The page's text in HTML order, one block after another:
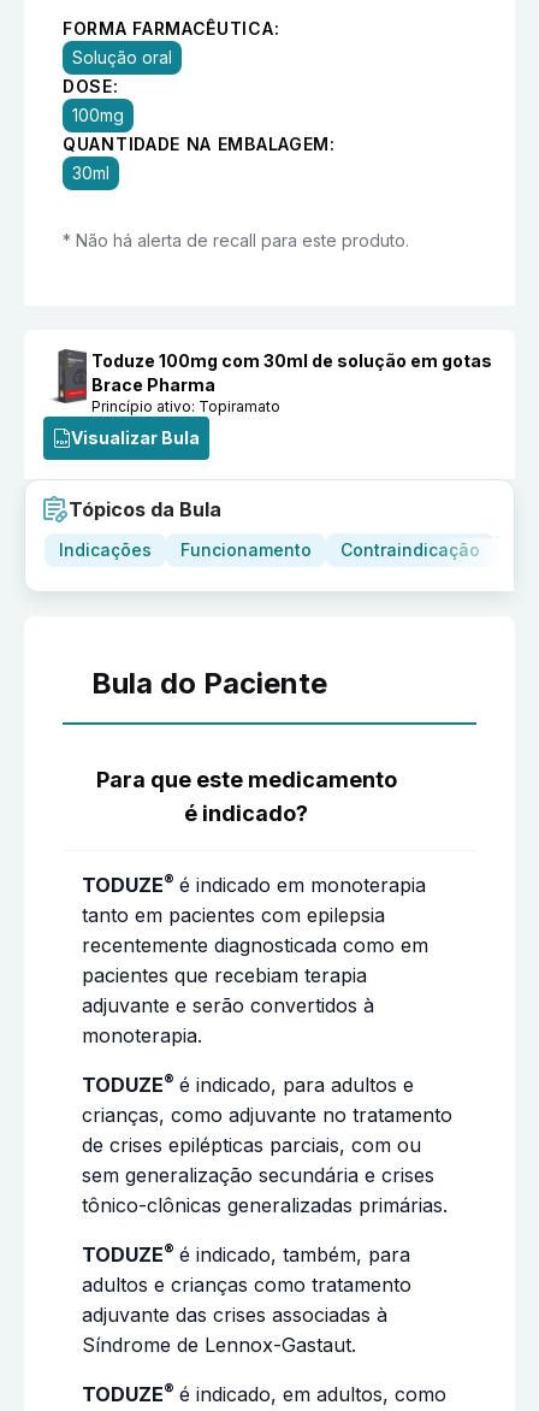
FORMA FARMACÊUTICA:
Solução oral
DOSE:
100mg
QUANTIDADE NA EMBALAGEM:
30ml
* Não há alerta de recall para este produto.
Toduze 100mg com 30ml de solução em gotas
Brace Pharma
Princípio ativo: Topiramato
Visualizar Bula
Tópicos da Bula
Indicações Funcionamento Contraindicação
Bula do Paciente
Para que este medicamento
é indicado?
TODUZE® é indicado em monoterapia
tanto em pacientes com epilepsia
recentemente diagnosticada como em
pacientes que recebiam terapia
adjuvante e serão convertidos à
monoterapia.
TODUZE® é indicado, para adultos e
crianças, como adjuvante no tratamento
de crises epilépticas parciais, com ou
sem generalização secundária e crises
tônico-clônicas generalizadas primárias.
TODUZE® é indicado, também, para
adultos e crianças como tratamento
adjuvante das crises associadas à
Síndrome de Lennox-Gastaut.
TODUZE® é indicado, em adultos, como